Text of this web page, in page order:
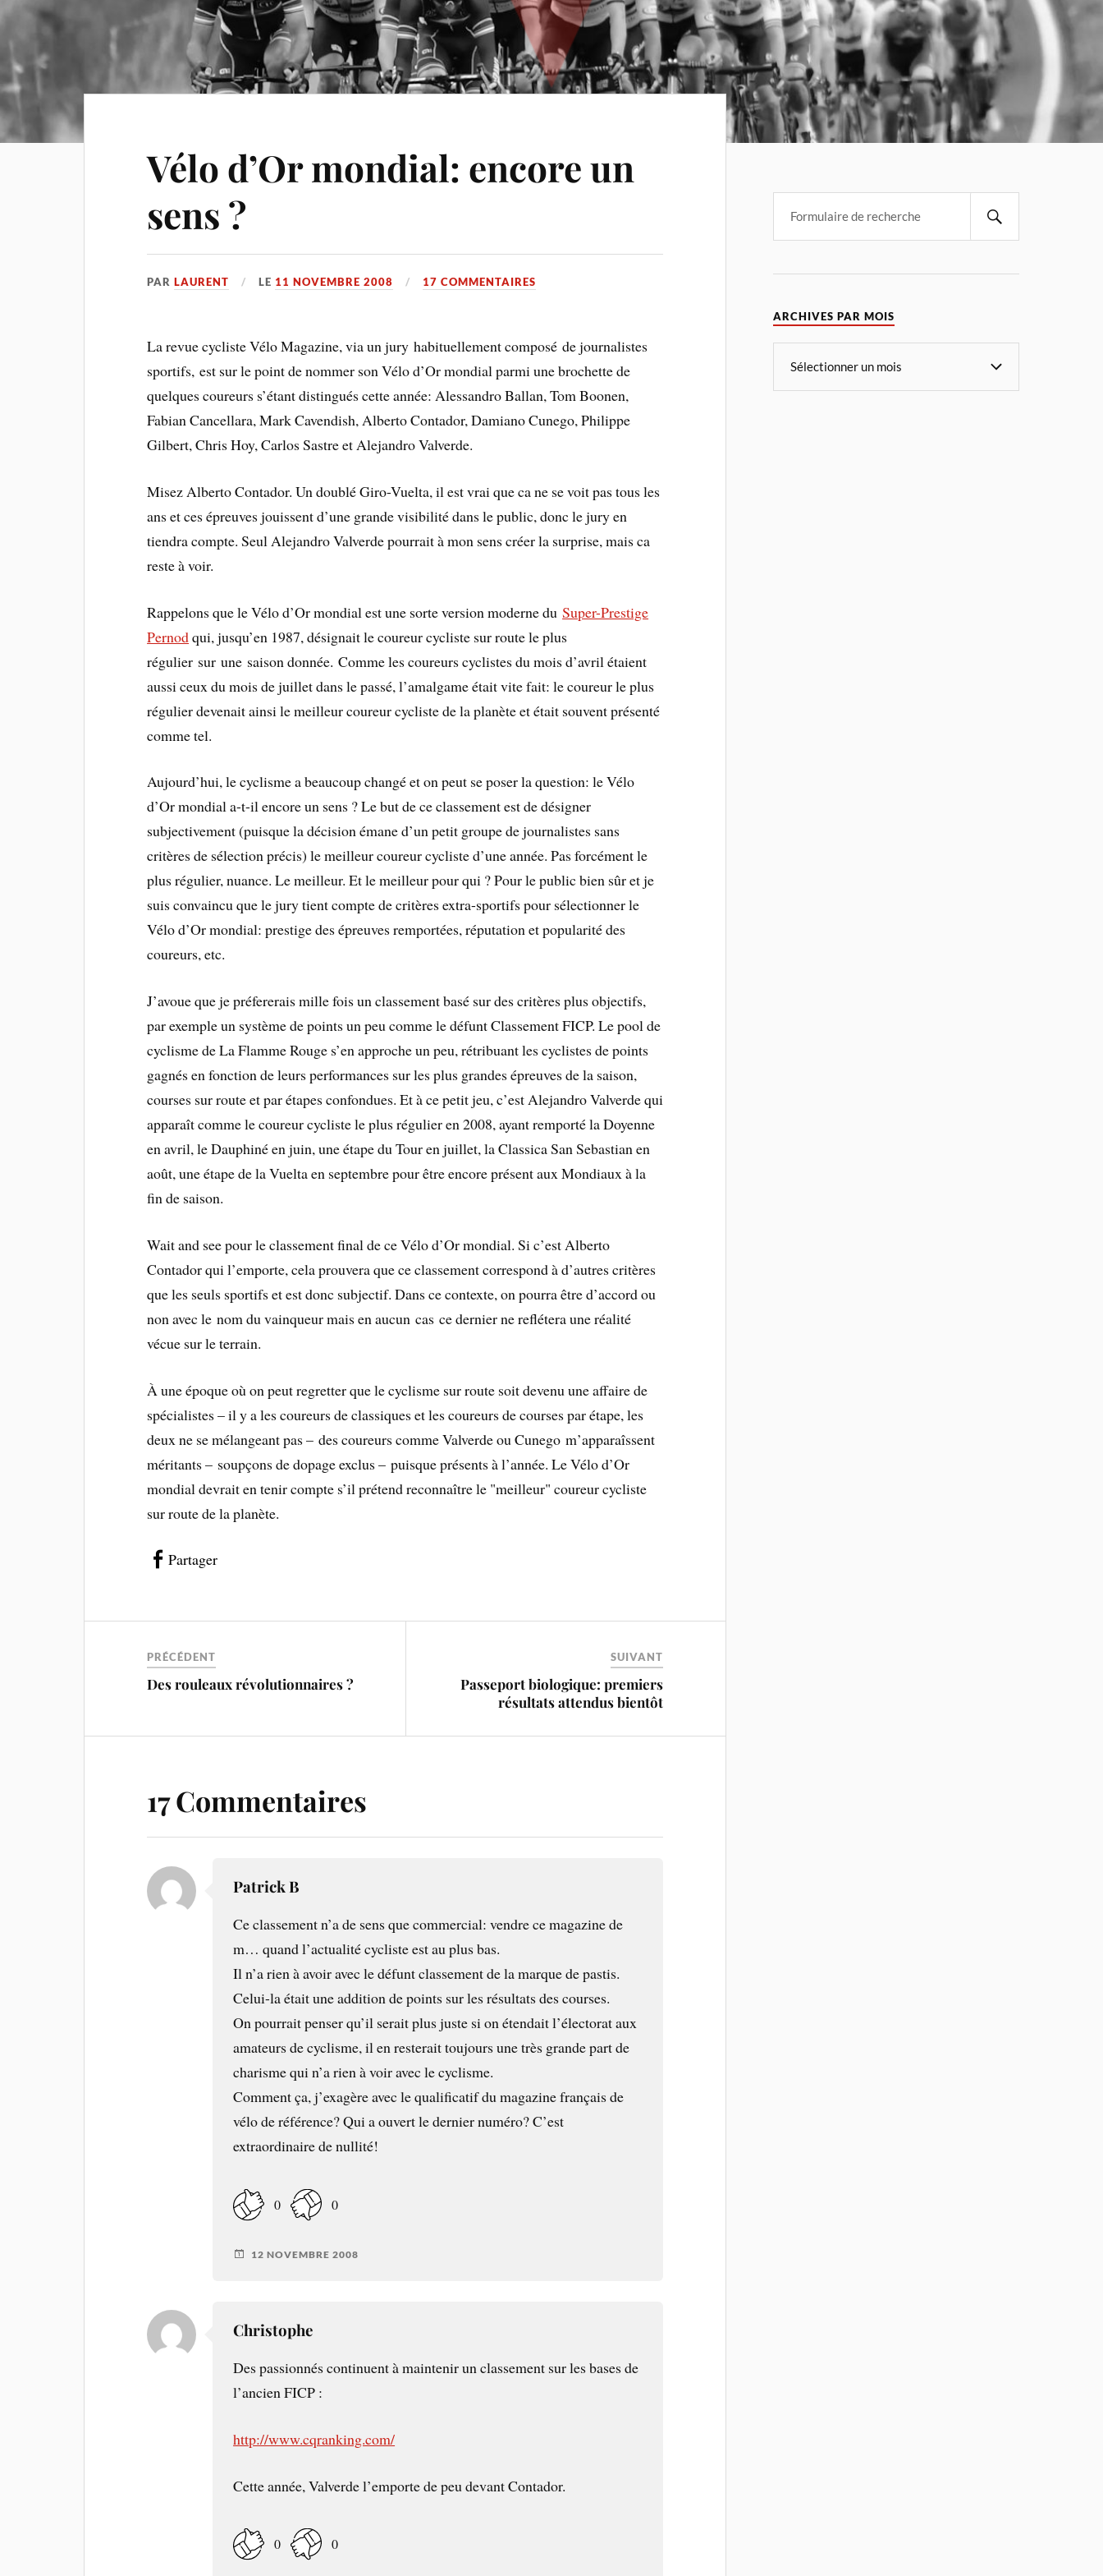
Vélo d’Or mondial: encore un
sens ?
PARLAURENT LE 11 NOVEMBRE 2008 17 COMMENTAIRES
La revue cycliste Vélo Magazine, via un jury habituellement composé de journalistes
sportifs, est sur le point de nommer son Vélo d’Or mondial parmi une brochette de
quelques coureurs s’étant distingués cette année: Alessandro Ballan, Tom Boonen,
Fabian Cancellara, Mark Cavendish, Alberto Contador, Damiano Cunego, Philippe
Gilbert, Chris Hoy, Carlos Sastre et Alejandro Valverde.
Misez Alberto Contador. Un doublé Giro-Vuelta, il est vrai que ca ne se voit pas tous les
ans et ces épreuves jouissent d’une grande visibilité dans le public, donc le jury en
tiendra compte. Seul Alejandro Valverde pourrait à mon sens créer la surprise, mais ca
reste à voir.
Rappelons que le Vélo d’Or mondial est une sorte version moderne duSuper-Prestige
Pernodqui, jusqu’en 1987, désignait le coureur cycliste sur route le plus
régulier sur une saison donnée. Comme les coureurs cyclistes du mois d’avril étaient
aussi ceux du mois de juillet dans le passé, l’amalgame était vite fait: le coureur le plus
régulier devenait ainsi le meilleur coureur cycliste de la planète et était souvent présenté
comme tel.
Aujourd’hui, le cyclisme a beaucoup changé et on peut se poser la question: le Vélo
d’Or mondial a-t-il encore un sens ? Le but de ce classement est de désigner
subjectivement (puisque la décision émane d’un petit groupe de journalistes sans
critères de sélection précis) le meilleur coureur cycliste d’une année. Pas forcément le
plus régulier, nuance. Le meilleur. Et le meilleur pour qui ? Pour le public bien sûr et je
suis convaincu que le jury tient compte de critères extra-sportifs pour sélectionner le
Vélo d’Or mondial: prestige des épreuves remportées, réputation et popularité des
coureurs, etc.
J’avoue que je préfererais mille fois un classement basé sur des critères plus objectifs,
par exemple un système de points un peu comme le défunt Classement FICP. Le pool de
cyclisme de La Flamme Rouge s’en approche un peu, rétribuant les cyclistes de points
gagnés en fonction de leurs performances sur les plus grandes épreuves de la saison,
courses sur route et par étapes confondues. Et à ce petit jeu, c’est Alejandro Valverde qui
apparaît comme le coureur cycliste le plus régulier en 2008, ayant remporté la Doyenne
en avril, le Dauphiné en juin, une étape du Tour en juillet, la Classica San Sebastian en
août, une étape de la Vuelta en septembre pour être encore présent aux Mondiaux à la
fin de saison.
Wait and see pour le classement final de ce Vélo d’Or mondial. Si c’est Alberto
Contador qui l’emporte, cela prouvera que ce classement correspond à d’autres critères
que les seuls sportifs et est donc subjectif. Dans ce contexte, on pourra être d’accord ou
non avec le nom du vainqueur mais en aucun cas ce dernier ne reflétera une réalité
vécue sur le terrain.
À une époque où on peut regretter que le cyclisme sur route soit devenu une affaire de
spécialistes – il y a les coureurs de classiques et les coureurs de courses par étape, les
deux ne se mélangeant pas – des coureurs comme Valverde ou Cunego m’apparaîssent
méritants – soupçons de dopage exclus – puisque présents à l’année. Le Vélo d’Or
mondial devrait en tenir compte s’il prétend reconnaître le "meilleur" coureur cycliste
sur route de la planète.
Partager
PRÉCÉDENT
Des rouleaux révolutionnaires ?
SUIVANT
Passeport biologique: premiers
résultats attendus bientôt
17 Commentaires
Patrick B
Ce classement n’a de sens que commercial: vendre ce magazine de
m… quand l’actualité cycliste est au plus bas.
Il n’a rien à avoir avec le défunt classement de la marque de pastis.
Celui-la était une addition de points sur les résultats des courses.
On pourrait penser qu’il serait plus juste si on étendait l’électorat aux
amateurs de cyclisme, il en resterait toujours une très grande part de
charisme qui n’a rien à voir avec le cyclisme.
Comment ça, j’exagère avec le qualificatif du magazine français de
vélo de référence? Qui a ouvert le dernier numéro? C’est
extraordinaire de nullité!
0 0
12 NOVEMBRE 2008
Christophe
Des passionnés continuent à maintenir un classement sur les bases de
l’ancien FICP :
http://www.cqranking.com/
Cette année, Valverde l’emporte de peu devant Contador.
0 0
ARCHIVES PAR MOIS